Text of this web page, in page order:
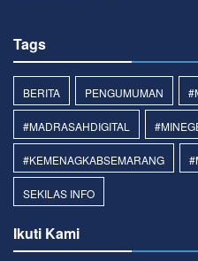
Tags
BERITA PENGUMUMAN
#MADRASAHDIGITAL
#KEMENAGKABSEMARANG
SEKILAS INFO
Ikuti Kami